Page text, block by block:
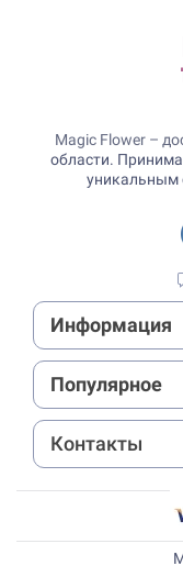
Magic Flower –
области.
уникальным
Информация
Популярное
Контакты